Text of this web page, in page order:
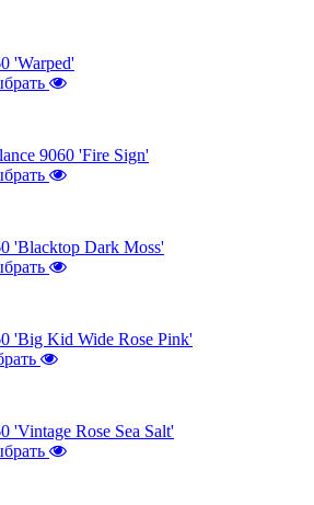
'Warped'
9060 'Fire Sign'
'Blacktop Dark Moss'
'Big Kid Wide Rose Pink'
'Vintage Rose Sea Salt'